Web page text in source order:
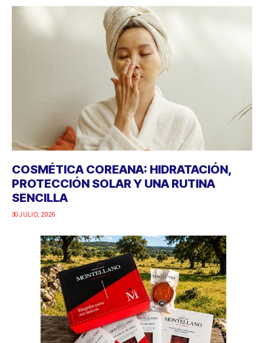
COSMÉTICA COREANA: HIDRATACIÓN,
PROTECCIÓN SOLAR Y UNA RUTINA
SENCILLA
30 JULIO, 2026